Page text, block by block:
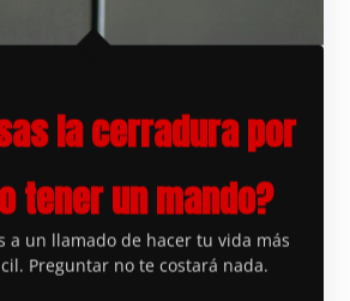
la cerradura por
tener un mando?
a un llamado de hacer tu vida más
Preguntar no te costará nada.